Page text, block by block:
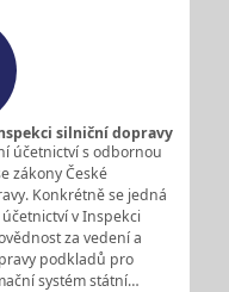
silniční dopravy
účetnictví s odbornou
zákony České
Konkrétně se jedná
v Inspekci
za vedení a
podkladů pro
systém státní…